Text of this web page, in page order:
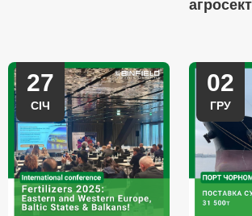
27
СІЧ
02
ГРУ